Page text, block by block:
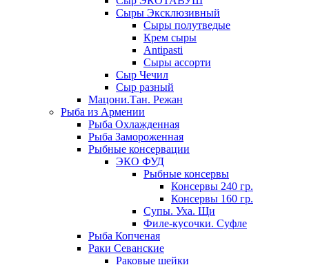
Сыры Эксклюзивный
Сыры полутведые
Крем сыры
Antipasti
Сыры ассорти
Сыр Чечил
Сыр разный
Мацони.Тан. Режан
Рыба из Армении
Рыба Охлажденная
Рыба Замороженная
Рыбные консервации
ЭКО ФУД
Рыбные консервы
Консервы 240 гр.
Консервы 160 гр.
Супы. Уха. Щи
Филе-кусочки. Суфле
Рыба Копченая
Раки Севанские
Раковые шейки